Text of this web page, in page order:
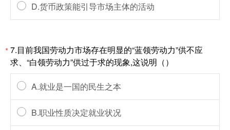
D.货币政策能引导市场主体的活动
*7.目前我国劳动力市场存在明显的“蓝领劳动力”供不应
求、“白领劳动力”供过于求的现象,这说明（）
A.就业是一国的民生之本
B.职业性质决定就业状况